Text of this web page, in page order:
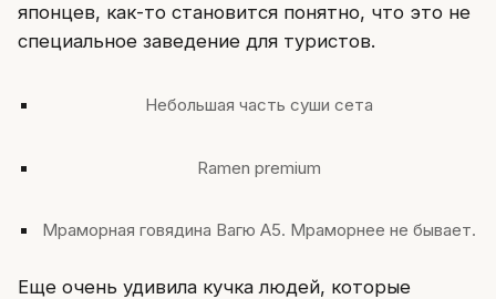
японцев, как-то становится понятно, что это не
специальное заведение для туристов.
Небольшая часть суши сета
Ramen premium
Мраморная говядина Вагю A5. Мраморнее не бывает.
Еще очень удивила кучка людей, которые